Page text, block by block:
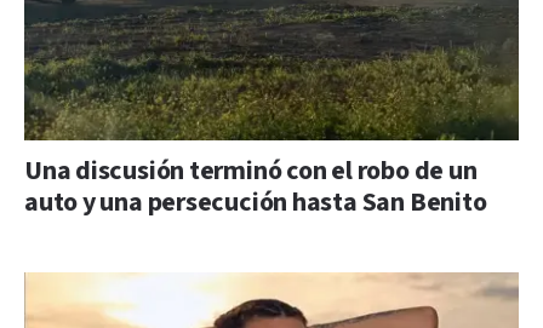
Una discusión terminó con el robo de un
auto y una persecución hasta San Benito